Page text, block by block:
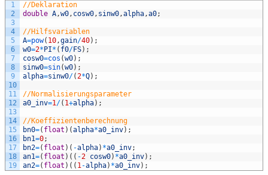
1
2
3
4
5
6
7
8
9
10
11
12
13
14
15
16
17
18
19
//Deklaration
double A,w0, cosw0, sinw0,alpha,a0;
//Hilfsvariablen
A=pow( 10,gain/40) ;
w0=2* PI* ( f0/FS) ;
cosw0=cos (w0) ;
sinw0=sin(w0) ;
alpha=sinw0/(2*Q) ;
//Normalisierungsparameter
a0_inv=1/( 1+alpha) ;
//Koeffizientenberechnung
bn0=( float ) (alpha*a0_inv) ;
bn1=0;
bn2=( float ) ( -alpha) *a0_inv;
an1=( float ) ( ( -2 cosw0) *a0_inv) ;
an2=( float ) ( ( 1-alpha) *a0_inv) ;